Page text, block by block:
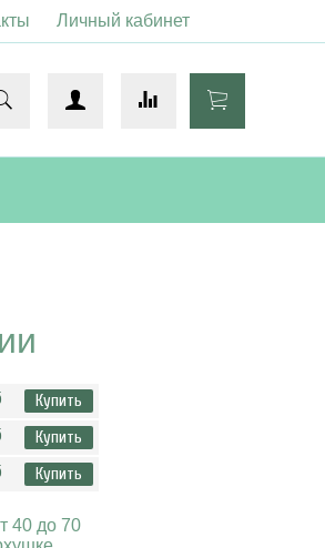
Личный кабинет
Купить
Купить
Купить
40 до 70